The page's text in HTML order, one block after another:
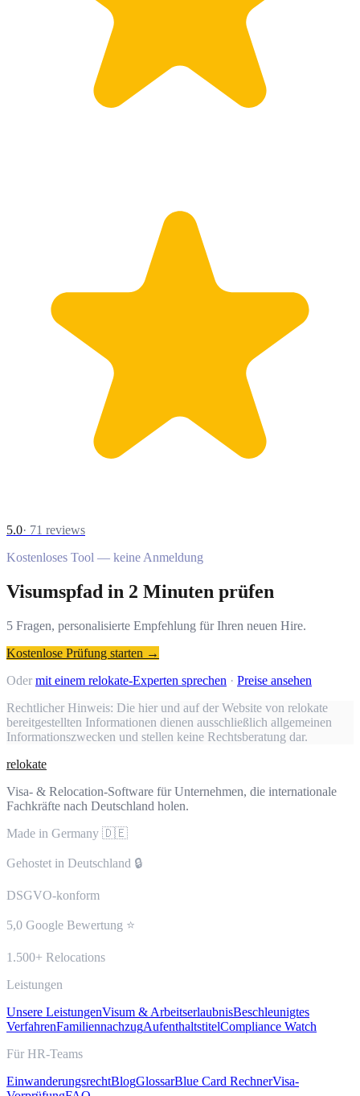
5.0· 71 reviews
Kostenloses Tool — keine Anmeldung
Visumspfad in 2 Minuten prüfen
5 Fragen, personalisierte Empfehlung für Ihren neuen Hire.
Kostenlose Prüfung starten →
Oder mit einem relokate-Experten sprechen · Preise ansehen
Rechtlicher Hinweis: Die hier und auf der Website von relokate
bereitgestellten Informationen dienen ausschließlich allgemeinen
Informationszwecken und stellen keine Rechtsberatung dar.
relokate
Visa- & Relocation-Software für Unternehmen, die internationale
Fachkräfte nach Deutschland holen.
Made in Germany 🇩🇪
Gehostet in Deutschland 🔒
DSGVO-konform
5,0 Google Bewertung ⭐
1.500+ Relocations
Leistungen
Unsere LeistungenVisum & ArbeitserlaubnisBeschleunigtes
VerfahrenFamiliennachzugAufenthaltstitelCompliance Watch
Für HR-Teams
EinwanderungsrechtBlogGlossarBlue Card RechnerVisa-